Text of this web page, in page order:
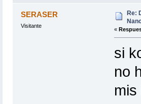
SERASER
Visitante
Re:
«
si
no
mis